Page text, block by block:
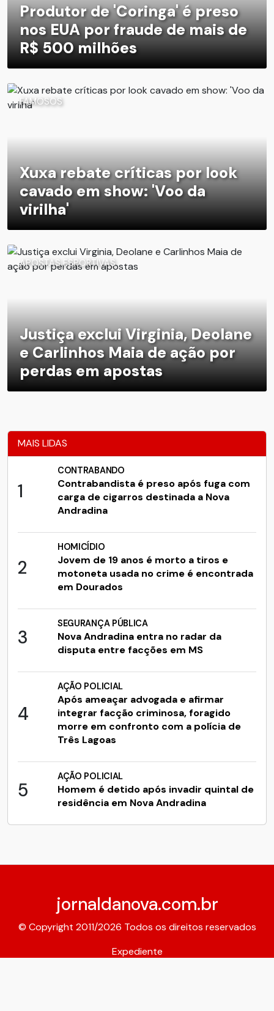
Produtor de 'Coringa' é preso
nos EUA por fraude de mais de
R$ 500 milhões
FAMOSOS
Xuxa rebate críticas por look
cavado em show: 'Voo da
virilha'
APOSTAS ESPORTIVAS
Justiça exclui Virginia, Deolane
e Carlinhos Maia de ação por
perdas em apostas
MAIS LIDAS
1
CONTRABANDO
Contrabandista é preso após fuga com
carga de cigarros destinada a Nova
Andradina
2
HOMICÍDIO
Jovem de 19 anos é morto a tiros e
motoneta usada no crime é encontrada
em Dourados
3
SEGURANÇA PÚBLICA
Nova Andradina entra no radar da
disputa entre facções em MS
4
AÇÃO POLICIAL
Após ameaçar advogada e afirmar
integrar facção criminosa, foragido
morre em confronto com a polícia de
Três Lagoas
5
AÇÃO POLICIAL
Homem é detido após invadir quintal de
residência em Nova Andradina
jornaldanova.com.br
© Copyright 2011/2026 Todos os direitos reservados
Expediente